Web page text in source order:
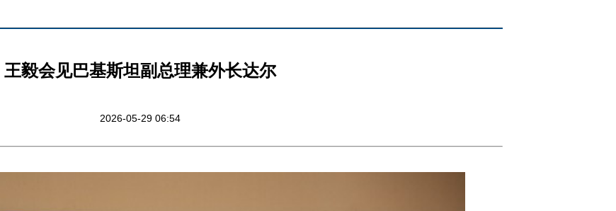
王毅会见巴基斯坦副总理兼外长达尔
2026-05-29 06:54